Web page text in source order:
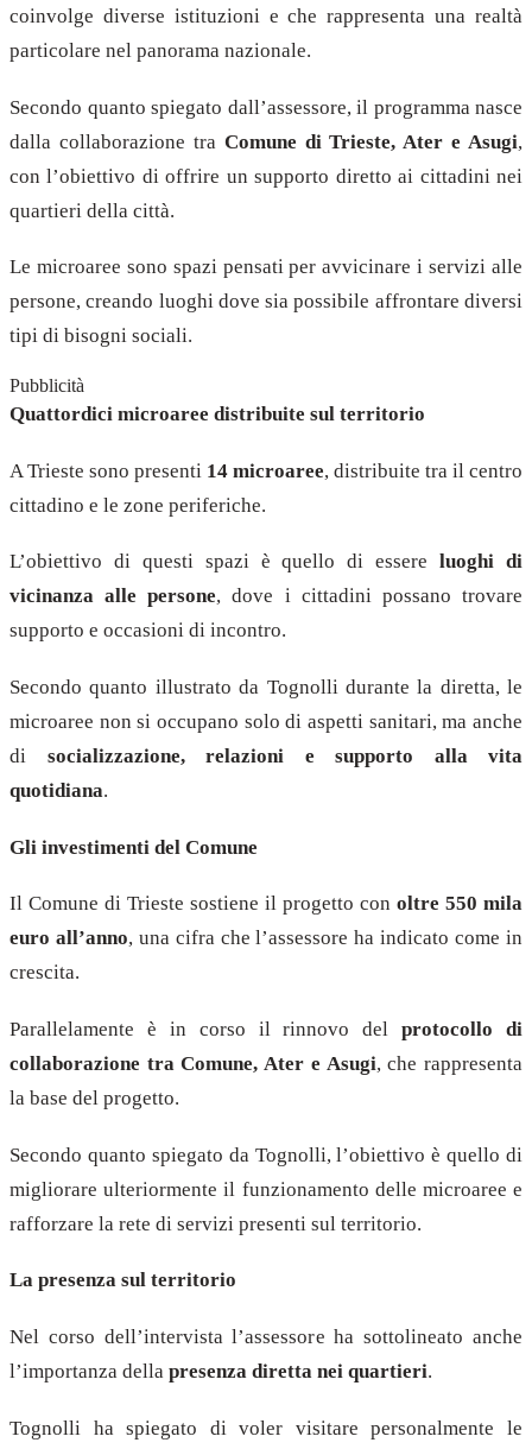
coinvolge diverse istituzioni e che rappresenta una realtà
particolare nel panorama nazionale.
Secondo quanto spiegato dall’assessore, il programma nasce
dalla collaborazione tra Comune di Trieste, Ater e Asugi,
con l’obiettivo di offrire un supporto diretto ai cittadini nei
quartieri della città.
Le microaree sono spazi pensati per avvicinare i servizi alle
persone, creando luoghi dove sia possibile affrontare diversi
tipi di bisogni sociali.
Pubblicità
Quattordici microaree distribuite sul territorio
A Trieste sono presenti 14 microaree, distribuite tra il centro
cittadino e le zone periferiche.
L’obiettivo di questi spazi è quello di essereluoghi di
vicinanza alle persone, dove i cittadini possano trovare
supporto e occasioni di incontro.
Secondo quanto illustrato da Tognolli durante la diretta, le
microaree non si occupano solo di aspetti sanitari, ma anche
di socializzazione, relazioni e supporto alla vita
quotidiana.
Gli investimenti del Comune
Il Comune di Trieste sostiene il progetto con oltre 550 mila
euro all’anno, una cifra che l’assessore ha indicato come in
crescita.
Parallelamente è in corso il rinnovo delprotocollo di
collaborazione tra Comune, Ater e Asugi, che rappresenta
la base del progetto.
Secondo quanto spiegato da Tognolli, l’obiettivo è quello di
migliorare ulteriormente il funzionamento delle microaree e
rafforzare la rete di servizi presenti sul territorio.
La presenza sul territorio
Nel corso dell’intervista l’assessore ha sottolineato anche
l’importanza della presenza diretta nei quartieri.
Tognolli ha spiegato di voler visitare personalmente le